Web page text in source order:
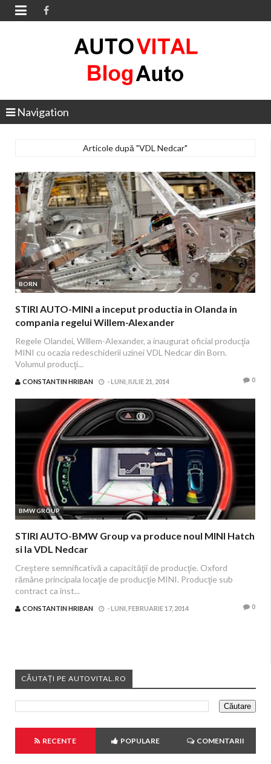

Navigation
Articole după "VDL Nedcar"
BORN
STIRI AUTO-MINI a inceput productia in Olanda in
compania regelui Willem-Alexander
Regele Olandei, Willem-Alexander, a inaugurat oficial producţia
MINI cu ocazia redeschiderii uzinei VDL Nedcar din Born.
Volumul producţi...
CONSTANTIN HRIBAN -LUNI, IULIE 21, 2014 0
BMW GROUP
STIRI AUTO-BMW Group va produce noul MINI Hatch
si la VDL Nedcar
Creştere semnificativă a capacităţii de producţie. Oxford
rămâne principala locaţie de producţie MINI. Producţie sub
contract ca inst...
CONSTANTIN HRIBAN -LUNI, FEBRUARIE 17, 2014 0
CĂUTAȚI PE AUTOVITAL.RO
RECENTE POPULARE COMENTARII